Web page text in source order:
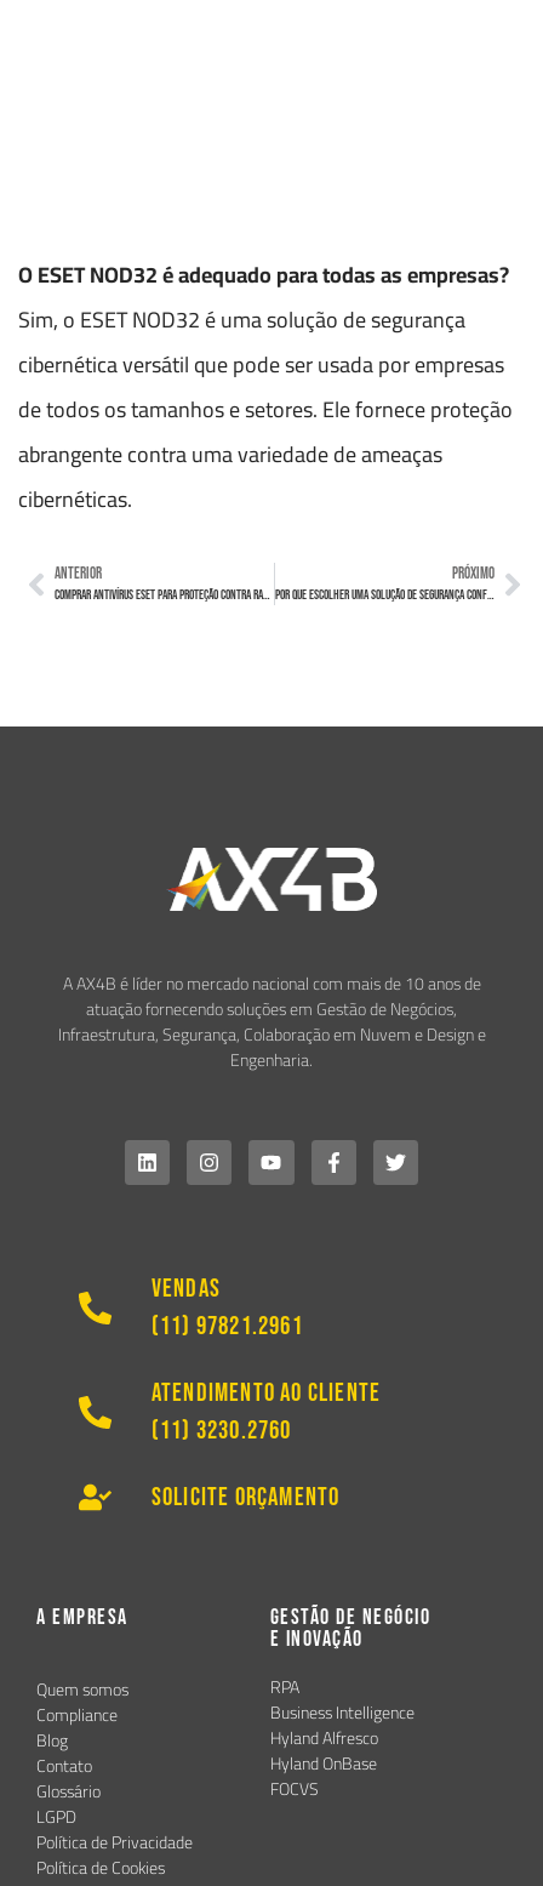
O ESET NOD32 é adequado para todas as empresas?
Sim, o ESET NOD32 é uma solução de segurança
cibernética versátil que pode ser usada por empresas
de todos os tamanhos e setores. Ele fornece proteção
abrangente contra uma variedade de ameaças
cibernéticas.
ANTERIOR
Comprar Antivírus ESET para proteção contra ransomware e ameaças
PRÓXIMO
Por que escolher uma solução de segurança confiável como o ESET NOD32 para sua empresa
A AX4B é líder no mercado nacional com mais de 10 anos de
atuação fornecendo soluções em Gestão de Negócios,
Infraestrutura, Segurança, Colaboração em Nuvem e Design e
Engenharia.
Vendas
(11) 97821.2961
Atendimento ao Cliente
(11) 3230.2760
Solicite Orçamento
A Empresa
Quem somos
Compliance
Blog
Contato
Glossário
LGPD
Política de Privacidade
Política de Cookies
Gestão de Negócio
e Inovação
RPA
Business Intelligence
Hyland Alfresco
Hyland OnBase
FOCVS